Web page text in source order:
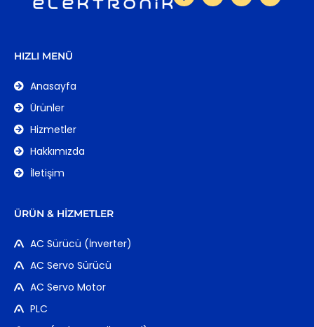
HIZLI MENÜ
Anasayfa
Ürünler
Hizmetler
Hakkımızda
İletişim
ÜRÜN & HIZMETLER
AC Sürücü (İnverter)
AC Servo Sürücü
AC Servo Motor
PLC